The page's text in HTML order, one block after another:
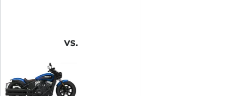
VS.